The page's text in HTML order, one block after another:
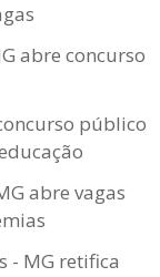
abre concurso
público
abre vagas
- MG retifica